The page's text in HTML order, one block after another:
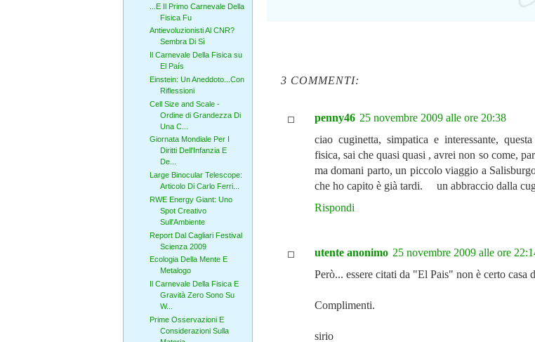
3 COMMENTI:
penny46 25 novembre 2009 alle ore 20:38
ciao cuginetta, simpatica e interessante,
fisica, sai che quasi quasi , avrei non so come,
ma domani parto, un piccolo viaggio a
che ho capito è già tardi. un abbraccio dalla
Rispondi
utente anonimo 25 novembre 2009 alle ore
Però... essere citati da "El Pais" non è certo casa
Complimenti.
sirio
...E Il Primo Carnevale Della
Fisica Fu
Antievoluzionisti Al CNR?
Sembra Di Sì
Il Carnevale Della Fisica su
El País
Einstein: Un Aneddoto...Con
Riflessioni
Cell Size and Scale -
Ordine di Grandezza Di
Una C...
Giornata Mondiale Per I
Diritti Dell'Infanzia E
De...
Large Binocular Telescope:
Articolo Di Carlo Ferri...
RWE Energy Giant: Uno
Spot Creativo
Sull'Ambiente
Report Dal Cagliari Festival
Scienza 2009
Ecologia Della Mente E
Metalogo
Il Carnevale Della Fisica E
Gravità Zero Sono Su
W...
Prime Osservazioni E
Considerazioni Sulla